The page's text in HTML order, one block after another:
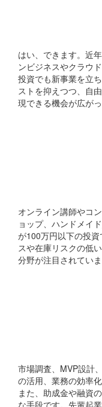
はい、できます。近
ンビジネスやクラウ
投資でも新事業を立
ストを抑えつつ、自
現できる機会が広がっ
オンライン講師やコ
ョップ、ハンドメイ
が100万円以下の投
スや在庫リスクの低
分野が注目されていま
市場調査、MVP設計
の活用、業務の効率
また、助成金や融資